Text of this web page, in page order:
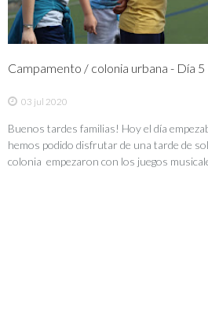
Campamento / colonia urbana - Día 5
03 jul 2020
Buenos tardes familias! Hoy el día
hemos podido disfrutar de una tarde de
colonia empezaron con los juegos